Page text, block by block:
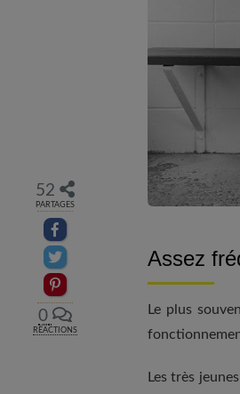
52
PARTAGES
Partager sur facebook
Partager sur Twitter
Epingler sur Pinterest
0
RÉACTIONS
Assez
Le plus
Les très